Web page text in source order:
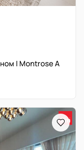
| Montrose A